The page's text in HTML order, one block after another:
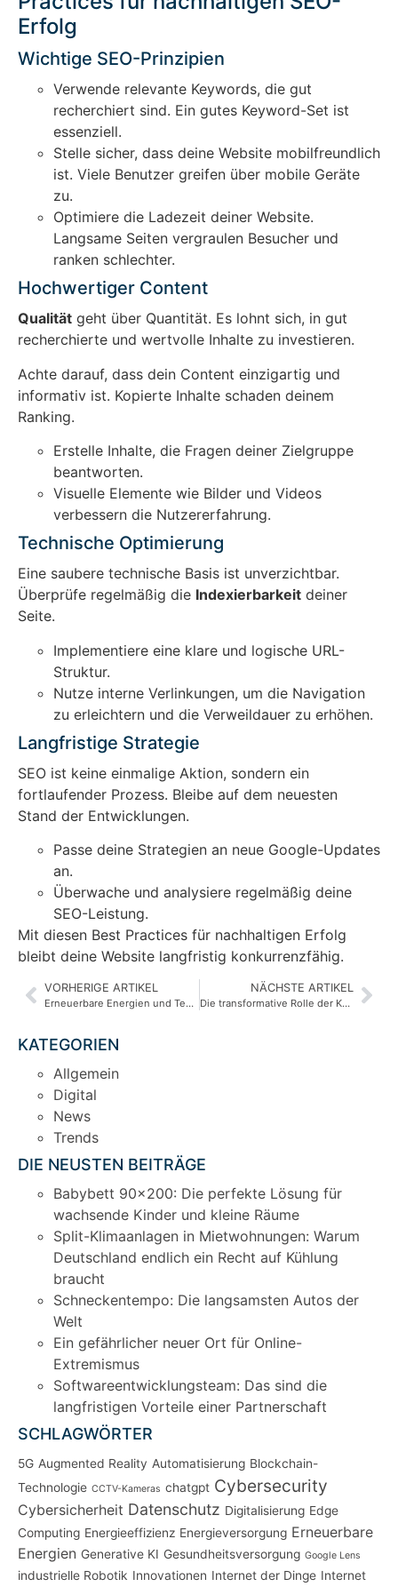
Erfolg
Wichtige SEO-Prinzipien
Verwende relevante Keywords, die gut
recherchiert sind. Ein gutes Keyword-Set ist
essenziell.
Stelle sicher, dass deine Website mobilfreundlich
ist. Viele Benutzer greifen über mobile Geräte
zu.
Optimiere die Ladezeit deiner Website.
Langsame Seiten vergraulen Besucher und
ranken schlechter.
Hochwertiger Content
Qualität geht über Quantität. Es lohnt sich, in gut
recherchierte und wertvolle Inhalte zu investieren.
Achte darauf, dass dein Content einzigartig und
informativ ist. Kopierte Inhalte schaden deinem
Ranking.
Erstelle Inhalte, die Fragen deiner Zielgruppe
beantworten.
Visuelle Elemente wie Bilder und Videos
verbessern die Nutzererfahrung.
Technische Optimierung
Eine saubere technische Basis ist unverzichtbar.
Überprüfe regelmäßig die Indexierbarkeit deiner
Seite.
Implementiere eine klare und logische URL-
Struktur.
Nutze interne Verlinkungen, um die Navigation
zu erleichtern und die Verweildauer zu erhöhen.
Langfristige Strategie
SEO ist keine einmalige Aktion, sondern ein
fortlaufender Prozess. Bleibe auf dem neuesten
Stand der Entwicklungen.
Passe deine Strategien an neue Google-Updates
an.
Überwache und analysiere regelmäßig deine
SEO-Leistung.
Mit diesen Best Practices für nachhaltigen Erfolg
bleibt deine Website langfristig konkurrenzfähig.
VORHERIGE ARTIKEL
Erneuerbare Energien und Technologie: Ein Blick in die Zukunft
NÄCHSTE ARTIKEL
Die transformative Rolle der Künstlichen Intelligenz in der Finanzbranche
KATEGORIEN
Allgemein
Digital
News
Trends
DIE NEUSTEN BEITRÄGE
Babybett 90×200: Die perfekte Lösung für
wachsende Kinder und kleine Räume
Split-Klimaanlagen in Mietwohnungen: Warum
Deutschland endlich ein Recht auf Kühlung
braucht
Schneckentempo: Die langsamsten Autos der
Welt
Ein gefährlicher neuer Ort für Online-
Extremismus
Softwareentwicklungsteam: Das sind die
langfristigen Vorteile einer Partnerschaft
SCHLAGWÖRTER
5G Augmented Reality Automatisierung Blockchain-
Technologie CCTV-Kameras chatgpt Cybersecurity
Cybersicherheit Datenschutz Digitalisierung Edge
Computing Energieeffizienz Energieversorgung Erneuerbare
Energien Generative KI Gesundheitsversorgung Google Lens
industrielle Robotik Innovationen Internet der Dinge Internet